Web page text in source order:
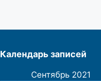
Календарь записей
Сентябрь 2021